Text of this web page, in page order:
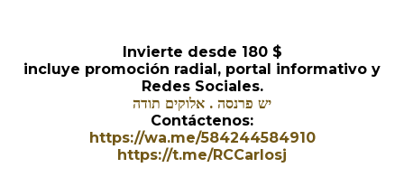
Invierte desde 180 $
incluye promoción radial, portal informativo y
Redes Sociales.
יש פרנסה . אלוקים תודה
Contáctenos:
https://wa.me/584244584910
https://t.me/RCCarlosj